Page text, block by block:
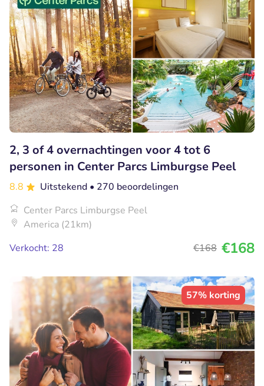
2, 3 of 4 overnachtingen voor 4 tot 6
personen in Center Parcs Limburgse Peel
8.8 Uitstekend • 270 beoordelingen
Center Parcs Limburgse Peel
America (21km)
Verkocht: 28
€168 €168
57% korting